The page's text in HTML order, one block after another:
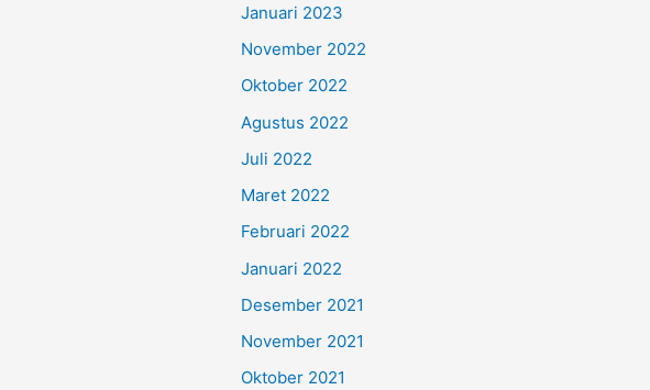
Januari 2023
November 2022
Oktober 2022
Agustus 2022
Juli 2022
Maret 2022
Februari 2022
Januari 2022
Desember 2021
November 2021
Oktober 2021